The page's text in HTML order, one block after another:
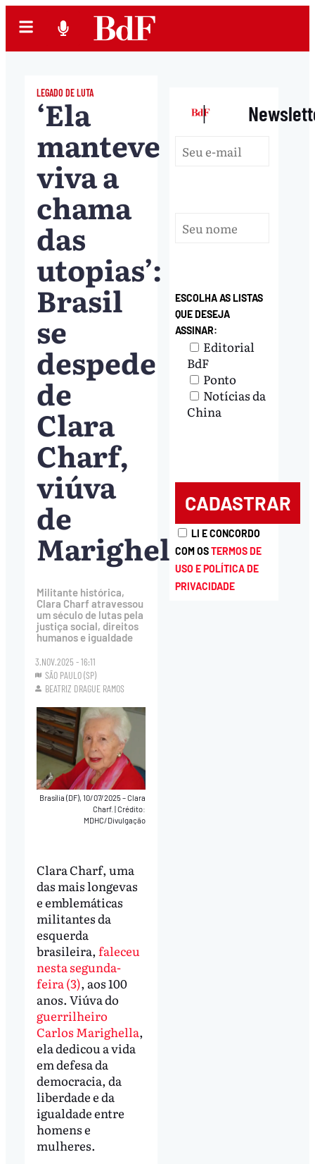
LEGADO DE LUTA
‘Ela
manteve
viva a
chama
das
utopias’:
Brasil
se
despede
de
Clara
Charf,
viúva
de
Marighella
Militante histórica,
Clara Charf atravessou
um século de lutas pela
justiça social, direitos
humanos e igualdade
3.NOV.2025 - 16:11
SÃO PAULO (SP)
BEATRIZ DRAGUE RAMOS
Brasília (DF), 10/07/2025 – Clara
Charf.|Crédito:
MDHC/Divulgação
Clara Charf, uma
das mais longevas
e emblemáticas
militantes da
esquerda
brasileira, faleceu
nesta segunda-
feira (3), aos 100
anos. Viúva do
guerrilheiro
Carlos Marighella,
ela dedicou a vida
em defesa da
democracia, da
liberdade e da
igualdade entre
homens e
mulheres.
|
ESCOLHA AS LISTAS
QUE DESEJA
ASSINAR:
Editorial
BdF
Ponto
Notícias da
China
LI E CONCORDO
COM OSTERMOS DE
USO E POLÍTICA DE
PRIVACIDADE